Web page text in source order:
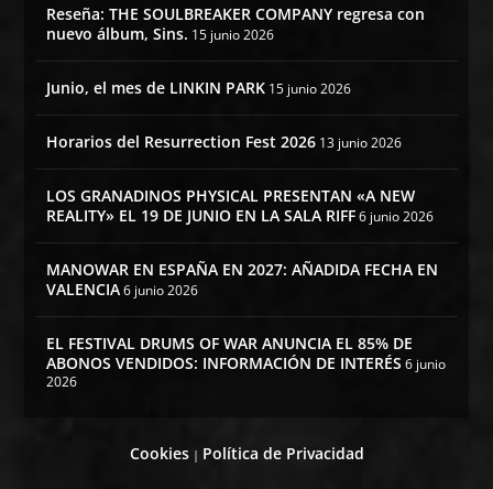
Reseña: THE SOULBREAKER COMPANY regresa con
nuevo álbum, Sins. 15 junio 2026
Junio, el mes de LINKIN PARK 15 junio 2026
Horarios del Resurrection Fest 2026 13 junio 2026
LOS GRANADINOS PHYSICAL PRESENTAN «A NEW
REALITY» EL 19 DE JUNIO EN LA SALA RIFF 6 junio 2026
MANOWAR EN ESPAÑA EN 2027: AÑADIDA FECHA EN
VALENCIA 6 junio 2026
EL FESTIVAL DRUMS OF WAR ANUNCIA EL 85% DE
ABONOS VENDIDOS: INFORMACIÓN DE INTERÉS 6 junio
2026
Cookies| Política de Privacidad